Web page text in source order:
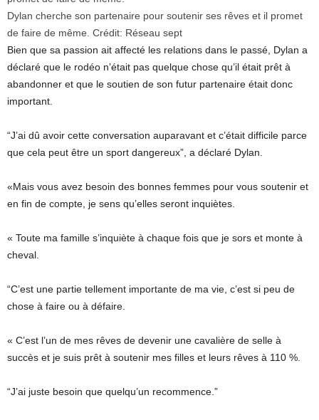
Dylan cherche son partenaire pour soutenir ses rêves et il promet
de faire de même. Crédit: Réseau sept
Bien que sa passion ait affecté les relations dans le passé, Dylan a
déclaré que le rodéo n’était pas quelque chose qu’il était prêt à
abandonner et que le soutien de son futur partenaire était donc
important.
“J’ai dû avoir cette conversation auparavant et c’était difficile parce
que cela peut être un sport dangereux”, a déclaré Dylan.
«Mais vous avez besoin des bonnes femmes pour vous soutenir et
en fin de compte, je sens qu’elles seront inquiètes.
« Toute ma famille s’inquiète à chaque fois que je sors et monte à
cheval.
“C’est une partie tellement importante de ma vie, c’est si peu de
chose à faire ou à défaire.
« C’est l’un de mes rêves de devenir une cavalière de selle à
succès et je suis prêt à soutenir mes filles et leurs rêves à 110 %.
“J’ai juste besoin que quelqu’un recommence.”